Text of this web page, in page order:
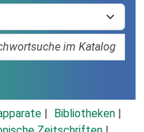
Bibliotheken